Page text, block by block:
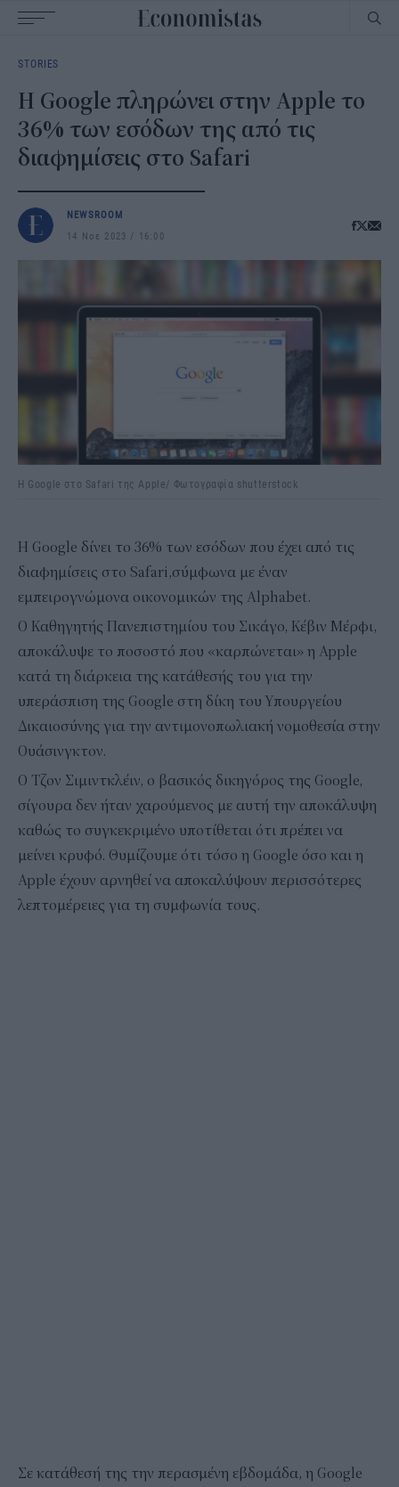
navigation
STORIES
Η Google πληρώνει στην Apple το
36% των εσόδων της από τις
διαφημίσεις στο Safari
NEWSROOM
14 Νοε 2023
16:00
Η Google στο Safari της Apple/ Φωτογραφία shutterstock
Η Google δίνει το 36% των εσόδων που έχει από τις
διαφημίσεις στο Safari,σύμφωνα με έναν
εμπειρογνώμονα οικονομικών της Alphabet.
Ο Καθηγητής Πανεπιστημίου του Σικάγο, Κέβιν Μέρφι,
αποκάλυψε το ποσοστό που «καρπώνεται» η Apple
κατά τη διάρκεια της κατάθεσής του για την
υπεράσπιση της Google στη δίκη του Υπουργείου
Δικαιοσύνης για την αντιμονοπωλιακή νομοθεσία στην
Ουάσινγκτον.
Ο Τζον Σιμιντκλέιν, ο βασικός δικηγόρος της Google,
σίγουρα δεν ήταν χαρούμενος με αυτή την αποκάλυψη
καθώς το συγκεκριμένο υποτίθεται ότι πρέπει να
μείνει κρυφό. Θυμίζουμε ότι τόσο η Google όσο και η
Apple έχουν αρνηθεί να αποκαλύψουν περισσότερες
λεπτομέρειες για τη συμφωνία τους.
Σε κατάθεσή της την περασμένη εβδομάδα, η Google